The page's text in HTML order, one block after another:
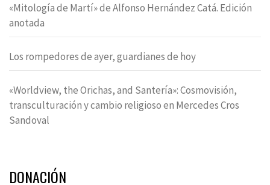
«Mitología de Martí» de Alfonso Hernández Catá. Edición
anotada
Los rompedores de ayer, guardianes de hoy
«Worldview, the Orichas, and Santería»: Cosmovisión,
transculturación y cambio religioso en Mercedes Cros
Sandoval
DONACIÓN